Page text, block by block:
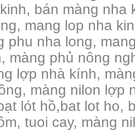
bán màng nha
mang lop nha
phu nha long,
màng phủ nông
lợp nhà kính,
màng nilon lợp
lót hồ,bat lot ho,
tuoi cay, màng